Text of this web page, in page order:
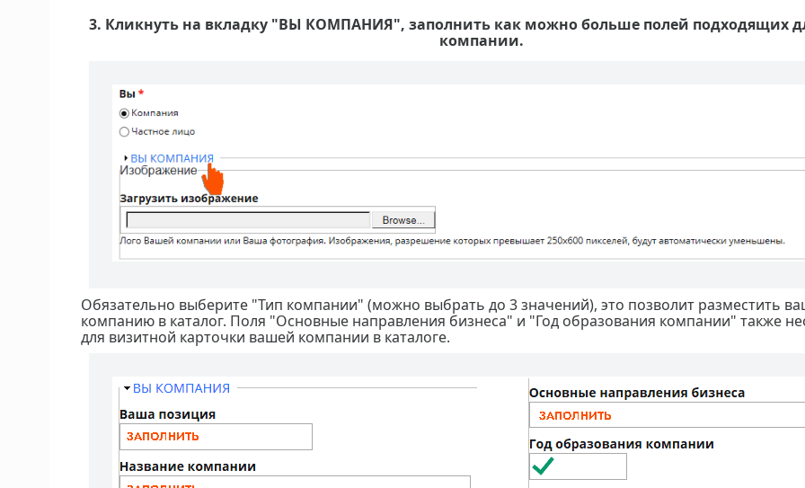
3. Кликнуть на вкладку "ВЫ КОМПАНИЯ", заполнить как можно больше полей подходящих
компании.
Обязательно выберите "Тип компании" (можно выбрать до 3 значений), это позволит разместить
компанию в каталог. Поля "Основные направления бизнеса" и "Год образования компании" также
для визитной карточки вашей компании в каталоге.